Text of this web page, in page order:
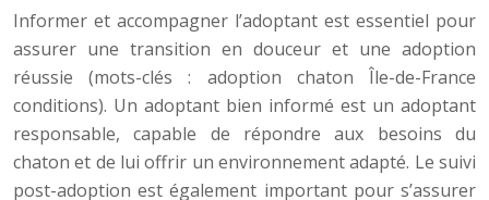
Informer et accompagner l’adoptant est essentiel pour
assurer une transition en douceur et une adoption
réussie (mots-clés : adoption chaton Île-de-France
conditions). Un adoptant bien informé est un adoptant
responsable, capable de répondre aux besoins du
chaton et de lui offrir un environnement adapté. Le suivi
post-adoption est également important pour s’assurer